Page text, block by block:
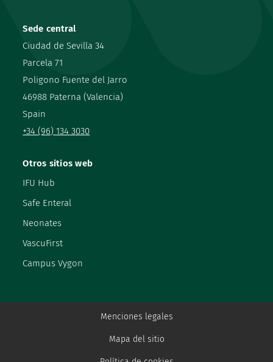
Sede central
Ciudad de Sevilla 34
Parcela 71
Poligono Fuente del Jarro
46988 Paterna (Valencia)
Spain
+34 (96) 134 3030
Otros sitios web
IFU Hub
Safe Enteral
Neonates
VascuFirst
Campus Vygon
Menciones legales
Mapa del sitio